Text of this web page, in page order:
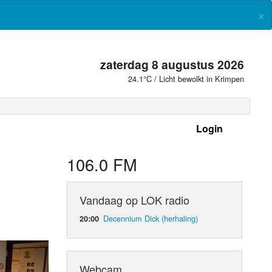
×
zaterdag 8 augustus 2026
24.1°C / Licht bewolkt in Krimpen
Login
106.0 FM
Vandaag op LOK radio
20:00 Decennium Dick (herhaling)
Webcam